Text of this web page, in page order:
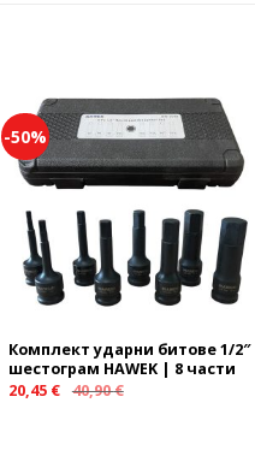
-50%
Add to
wishlist
Комплект ударни битове 1/2″
шестограм HAWEK | 8 части
20,45 € 40,90€